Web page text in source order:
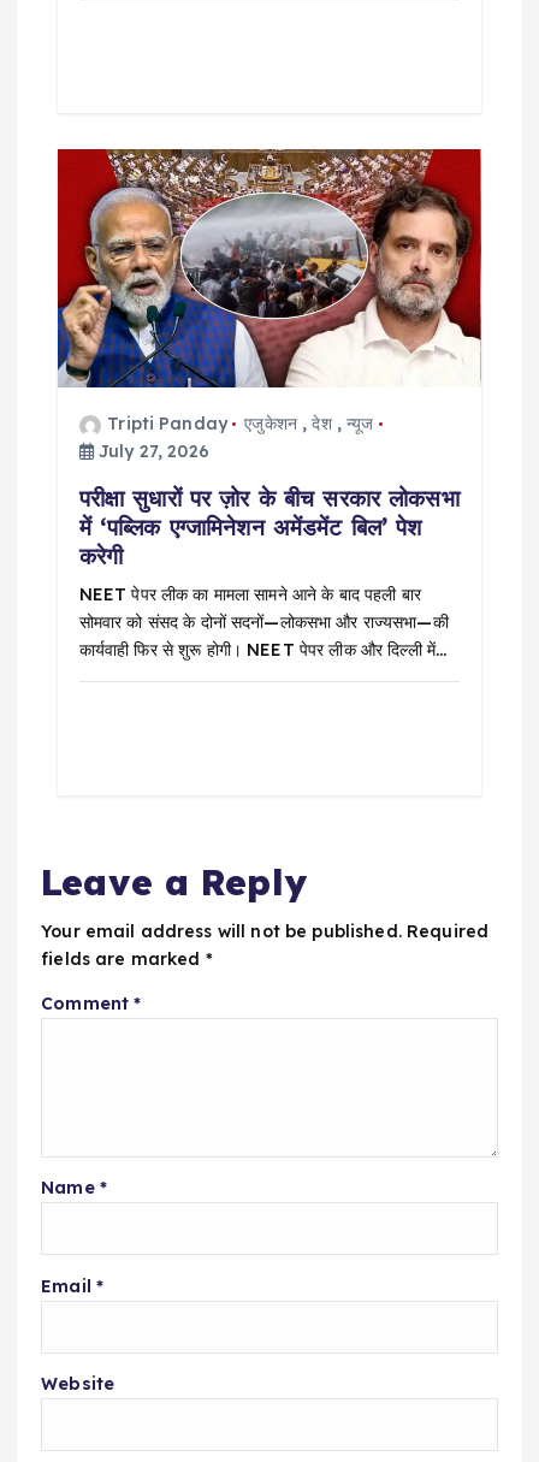
Tripti Panday एजुकेशन,देश,न्यूज
July 27, 2026
परीक्षा सुधारों पर ज़ोर के बीच सरकार लोकसभा
में ‘पब्लिक एग्जामिनेशन अमेंडमेंट बिल’ पेश
करेगी
NEET पेपर लीक का मामला सामने आने के बाद पहली बार
सोमवार को संसद के दोनों सदनों—लोकसभा और राज्यसभा—की
कार्यवाही फिर से शुरू होगी। NEET पेपर लीक और दिल्ली में…
Leave a Reply
Your email address will not be published. Required
fields are marked *
Comment*
Name *
Email *
Website